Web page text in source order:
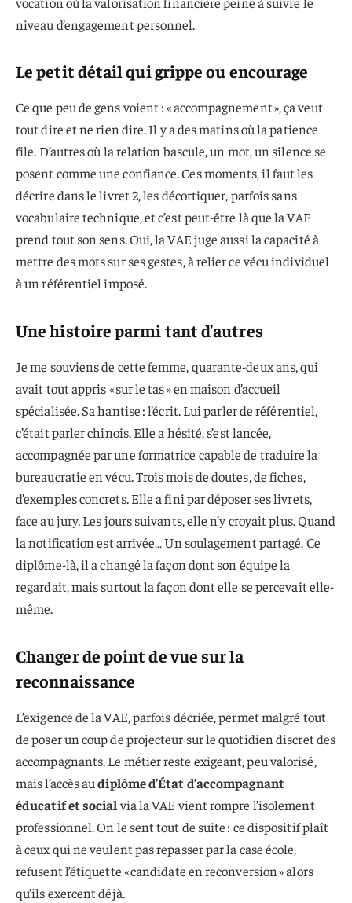
niveau d’engagement personnel.
Le petit détail qui grippe ou encourage
Ce que peu de gens voient : « accompagnement », ça veut
tout dire et ne rien dire. Il y a des matins où la patience
file. D’autres où la relation bascule, un mot, un silence se
posent comme une confiance. Ces moments, il faut les
décrire dans le livret 2, les décortiquer, parfois sans
vocabulaire technique, et c’est peut-être là que la VAE
prend tout son sens. Oui, la VAE juge aussi la capacité à
mettre des mots sur ses gestes, à relier ce vécu individuel
à un référentiel imposé.
Une histoire parmi tant d’autres
Je me souviens de cette femme, quarante-deux ans, qui
avait tout appris « sur le tas » en maison d’accueil
spécialisée. Sa hantise : l’écrit. Lui parler de référentiel,
c’était parler chinois. Elle a hésité, s’est lancée,
accompagnée par une formatrice capable de traduire la
bureaucratie en vécu. Trois mois de doutes, de fiches,
d’exemples concrets. Elle a fini par déposer ses livrets,
face au jury. Les jours suivants, elle n’y croyait plus. Quand
la notification est arrivée… Un soulagement partagé. Ce
diplôme-là, il a changé la façon dont son équipe la
regardait, mais surtout la façon dont elle se percevait elle-
même.
Changer de point de vue sur la
reconnaissance
L’exigence de la VAE, parfois décriée, permet malgré tout
de poser un coup de projecteur sur le quotidien discret des
accompagnants. Le métier reste exigeant, peu valorisé,
mais l’accès audiplôme d’État d’accompagnant
éducatif et socialvia la VAE vient rompre l’isolement
professionnel. On le sent tout de suite : ce dispositif plaît
à ceux qui ne veulent pas repasser par la case école,
refusent l’étiquette « candidate en reconversion » alors
qu’ils exercent déjà.